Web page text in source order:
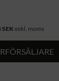
SEKexkl. moms